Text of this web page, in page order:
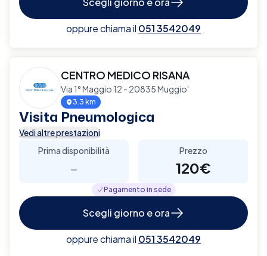
oppure chiama il 051 3542049
CENTRO MEDICO RISANA
Via 1° Maggio 12 - 20835 Muggio'
3.3 km
Visita Pneumologica
Vedi altre prestazioni
Prima disponibilità
-
Prezzo
120€
Pagamento in sede
Scegli giorno e ora
oppure chiama il 051 3542049